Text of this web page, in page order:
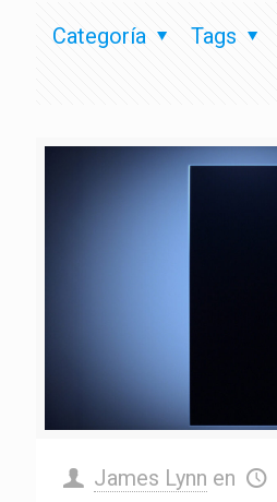
Categoría Tags
James Lynn en